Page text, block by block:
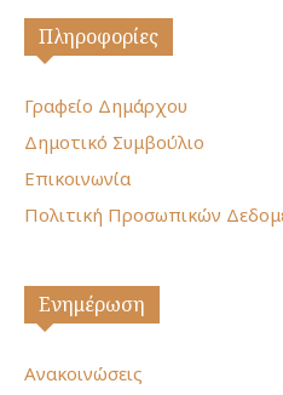
Πληροφορίες
Γραφείο Δημάρχου
Δημοτικό Συμβούλιο
Επικοινωνία
Πολιτική Προσωπικών
Ενημέρωση
Ανακοινώσεις